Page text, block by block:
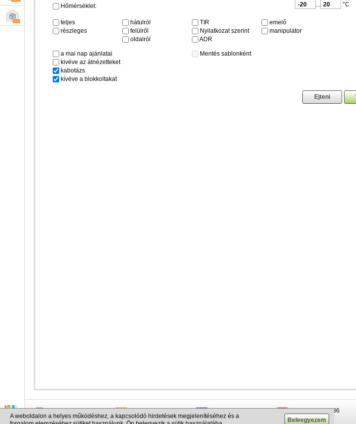
Hőmérséklet: °C
teljes
részleges
hátulról
felülről
oldalról
TIR
Nyilatkozat szerint
ADR
emelő
manipulátor
a mai nap ajánlatai
kivéve az átnézetteket
kabotázs
kivéve a blokkoltakat
Mentés sablonként
info@cargo.lt
+370 655 17777
+380 50 337-20-47
+375 29 679-1236
A weboldalon a helyes működéshez, a kapcsolódó hirdetések megjelenítéséhez és a